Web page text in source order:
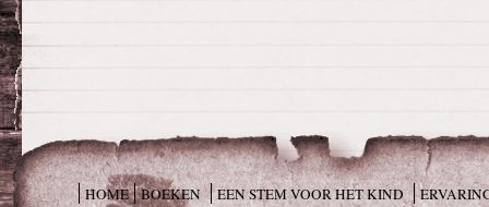
HOME BOEKEN EEN STEM VOOR HET KIND